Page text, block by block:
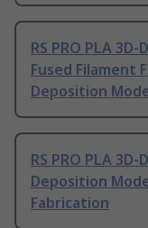
RS PRO PLA
Fused Filament
Deposition
RS PRO PLA
Deposition
Fabrication